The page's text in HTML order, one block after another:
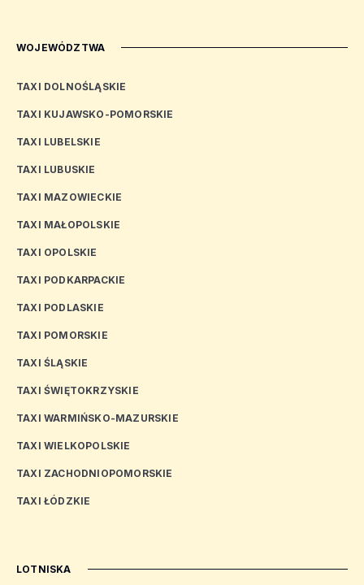
WOJEWÓDZTWA
TAXI DOLNOŚLĄSKIE
TAXI KUJAWSKO-POMORSKIE
TAXI LUBELSKIE
TAXI LUBUSKIE
TAXI MAZOWIECKIE
TAXI MAŁOPOLSKIE
TAXI OPOLSKIE
TAXI PODKARPACKIE
TAXI PODLASKIE
TAXI POMORSKIE
TAXI ŚLĄSKIE
TAXI ŚWIĘTOKRZYSKIE
TAXI WARMIŃSKO-MAZURSKIE
TAXI WIELKOPOLSKIE
TAXI ZACHODNIOPOMORSKIE
TAXI ŁÓDZKIE
LOTNISKA